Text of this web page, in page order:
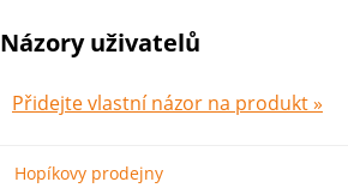
Názory uživatelů
Přidejte vlastní názor na produkt »
Hopíkovy prodejny